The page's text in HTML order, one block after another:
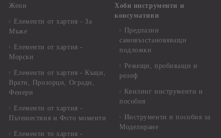
Жени
Елементи от хартия - За
Мъже
Елементи от хартия -
Морски
Елементи от хартия - Къщи,
Врати, Прозорци, Огради,
Фенери
Елементи от хартия -
Пътешествия и Фото моменти
Елементи то хартия -
Хоби инструменти и
консумативи
Предпазни
самовъзстановяващи
подложки
Режещи, пробиващи и
релеф
Квилинг инструменти и
пособия
Инструменти и пособия за
Моделиране